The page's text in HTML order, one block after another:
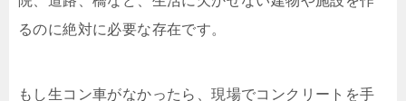
るのに絶対に必要な存在です。
もし生コン車がなかったら、現場でコンクリートを手